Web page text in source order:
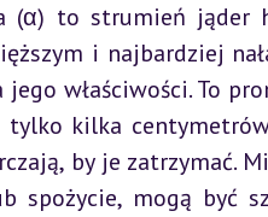
(α) to strumień jąder
i najbardziej
jego właściwości. To
kilka
by je zatrzymać.
spożycie, mogą być